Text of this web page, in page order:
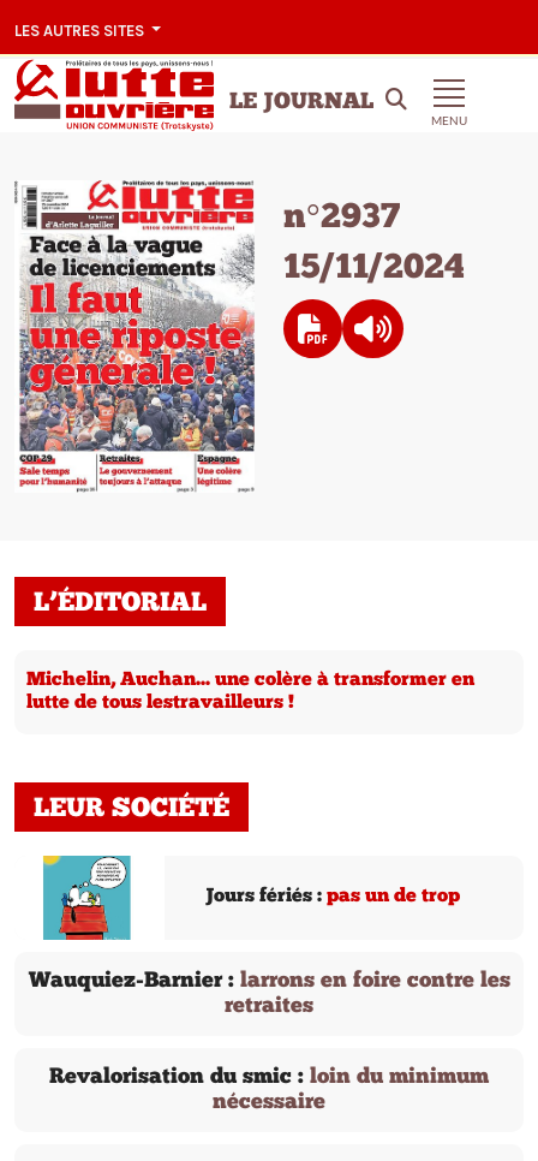
LES AUTRES SITES
LE JOURNAL
MENU
n°2937
15/11/2024
L’ÉDITORIAL
Michelin, Auchan... une colère à transformer en
lutte de tous lestravailleurs !
LEUR SOCIÉTÉ
Jours fériés : pas un de trop
Wauquiez-Barnier : larrons en foire contre les
retraites
Revalorisation du smic : loin du minimum
nécessaire